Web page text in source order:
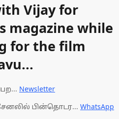
Vijay for
magazine while
for the film
Newsletter
பின்தொடர... WhatsApp